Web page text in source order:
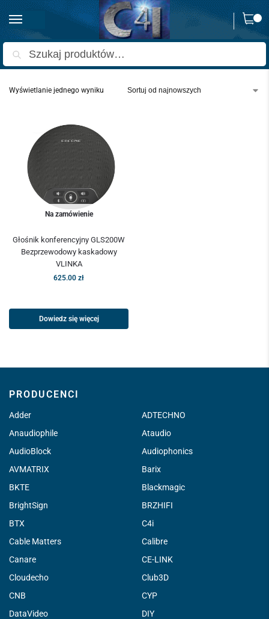
0
Strona główna Produkty oznaczone “głośnik konferencyjny”
Wyświetlanie jednego wyniku
Na zamówienie
Głośnik konferencyjny GLS200W
Bezprzewodowy kaskadowy
VLINKA
625.00 zł
Dowiedz się więcej
PRODUCENCI
Adder
ADTECHNO
Anaudiophile
Ataudio
AudioBlock
Audiophonics
AVMATRIX
Barix
BKTE
Blackmagic
BrightSign
BRZHIFI
BTX
C4i
Cable Matters
Calibre
Canare
CE-LINK
Cloudecho
Club3D
CNB
CYP
DataVideo
DIY